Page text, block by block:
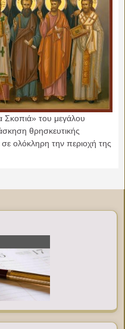
Σκοπιά» του μεγάλου
θρησκευτικής
ολόκληρη την περιοχή της